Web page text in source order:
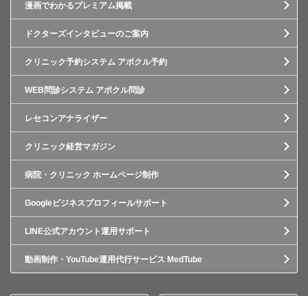
漫画でわかるプレミアム掲載
ドクターズインタビューのご案内
クリニック予約システム アポクル予約
WEB問診システム アポクル問診
レセコンアナライザー
クリニック経営マガジン
病院・クリニック ホームページ制作
Googleビジネスプロフィールサポート
LINE公式アカウント運用サポート
動画制作・YouTube運用代行サービス MedTube